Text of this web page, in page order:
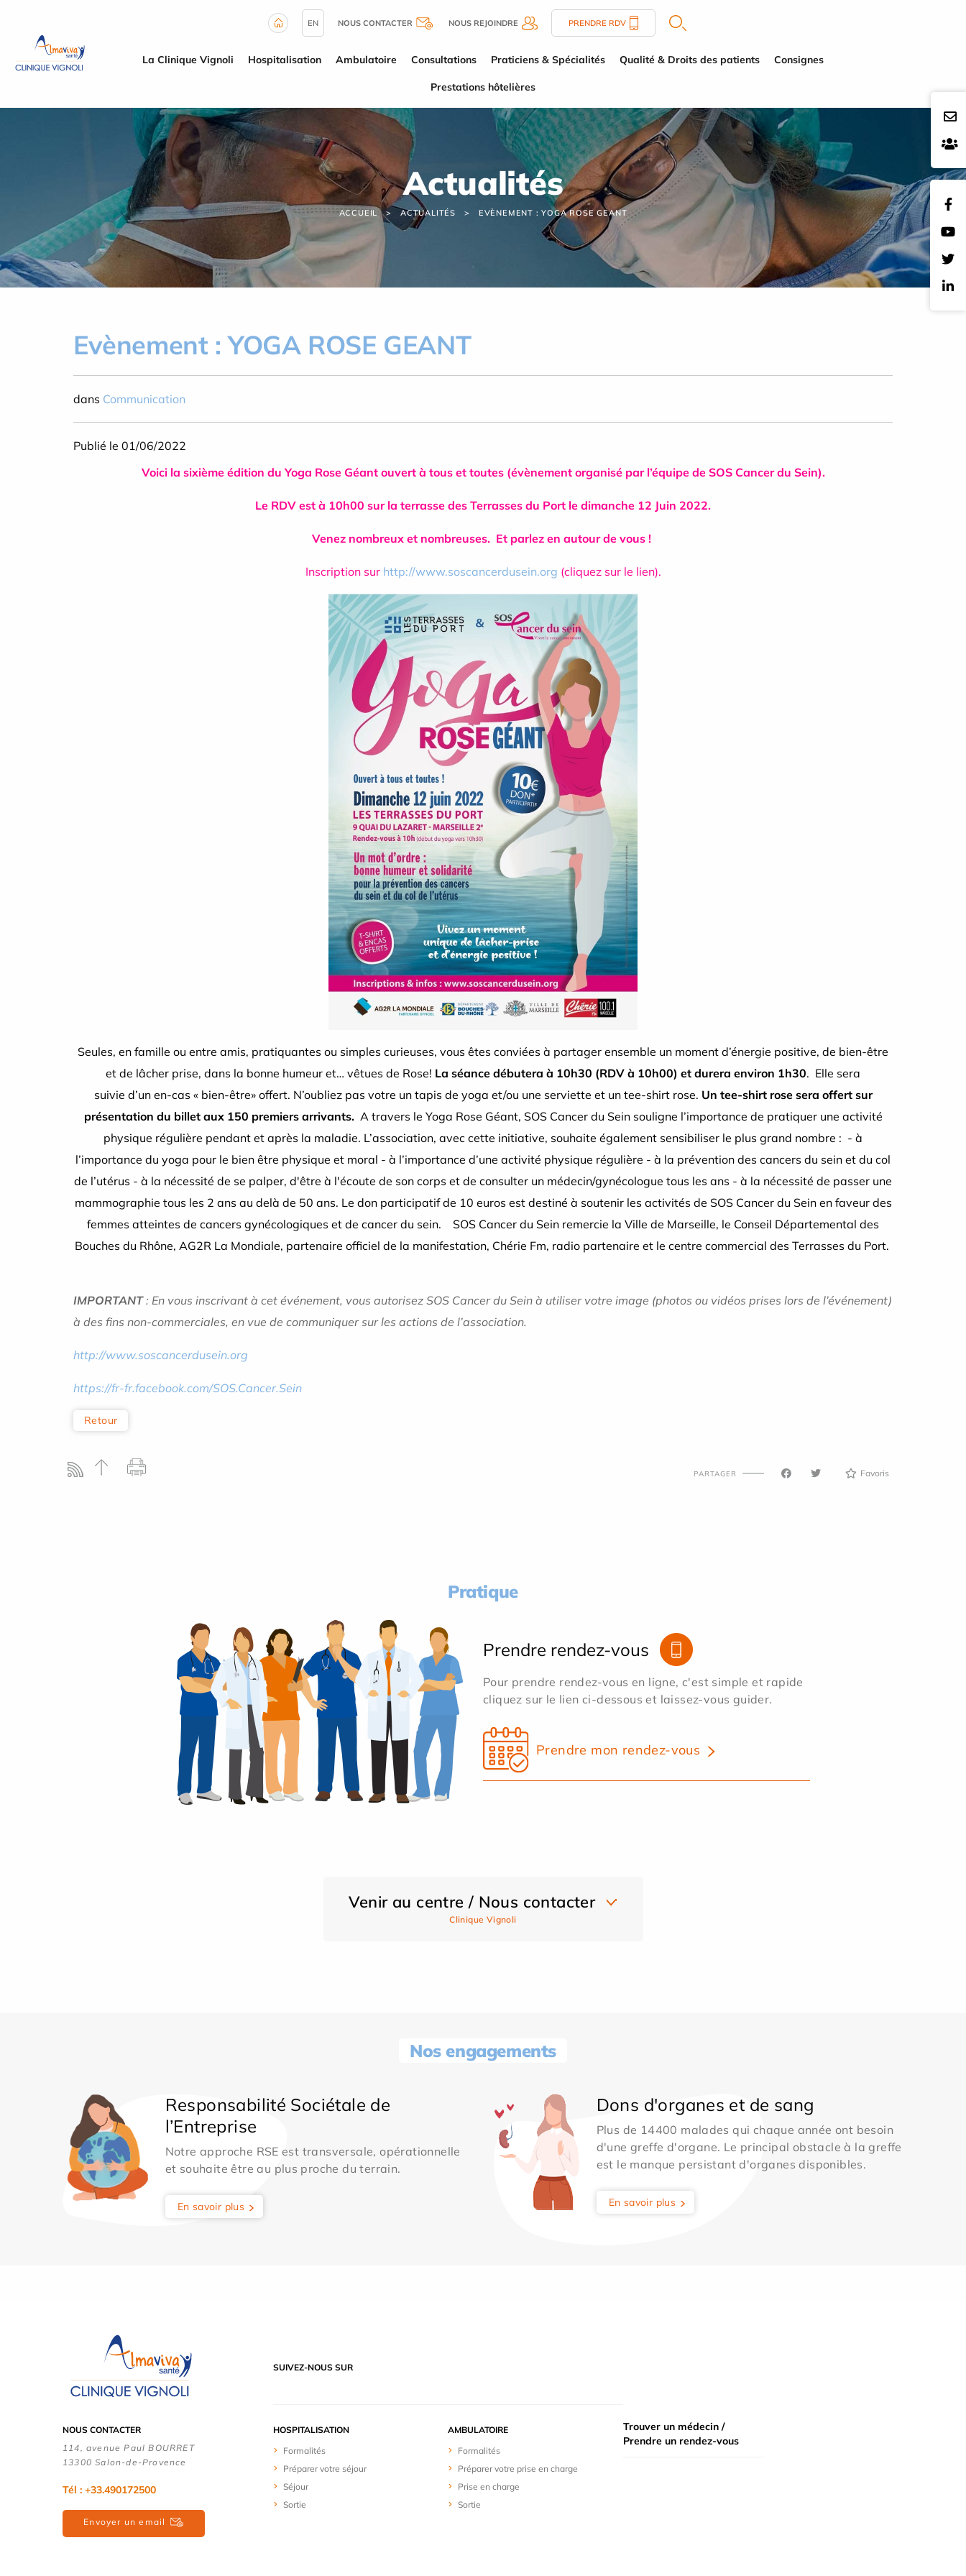
EN NOUS CONTACTER NOUS REJOINDRE PRENDRE RDV
La Clinique Vignoli Hospitalisation Ambulatoire Consultations Praticiens & Spécialités Qualité & Droits des patients Consignes
Prestations hôtelières
Actualités
ACCUEIL ACTUALITÉS EVÈNEMENT : YOGA ROSE GEANT
Evènement : YOGA ROSE GEANT
dans Communication
Publié le 01/06/2022
Voici la sixième édition du Yoga Rose Géant ouvert à tous et toutes (évènement organisé par l’équipe de SOS Cancer du Sein).
Le RDV est à 10h00 sur la terrasse des Terrasses du Port le dimanche 12 Juin 2022.
Venez nombreux et nombreuses. Et parlez en autour de vous !
Inscription sur http://www.soscancerdusein.org (cliquez sur le lien).
Seules, en famille ou entre amis, pratiquantes ou simples curieuses, vous êtes conviées à partager ensemble un moment d’énergie positive, de bien-être
et de lâcher prise, dans la bonne humeur et… vêtues de Rose! La séance débutera à 10h30 (RDV à 10h00) et durera environ 1h30. Elle sera
suivie d’un en-cas « bien-être» offert. N’oubliez pas votre un tapis de yoga et/ou une serviette et un tee-shirt rose. Un tee-shirt rose sera offert sur
présentation du billet aux 150 premiers arrivants.A travers le Yoga Rose Géant, SOS Cancer du Sein souligne l’importance de pratiquer une activité
physique régulière pendant et après la maladie. L’association, avec cette initiative, souhaite également sensibiliser le plus grand nombre : - à
l’importance du yoga pour le bien être physique et moral - à l’importance d’une activité physique régulière - à la prévention des cancers du sein et du col
de l’utérus - à la nécessité de se palper, d'être à l'écoute de son corps et de consulter un médecin/gynécologue tous les ans - à la nécessité de passer une
mammographie tous les 2 ans au delà de 50 ans. Le don participatif de 10 euros est destiné à soutenir les activités de SOS Cancer du Sein en faveur des
femmes atteintes de cancers gynécologiques et de cancer du sein. SOS Cancer du Sein remercie la Ville de Marseille, le Conseil Départemental des
Bouches du Rhône, AG2R La Mondiale, partenaire officiel de la manifestation, Chérie Fm, radio partenaire et le centre commercial des Terrasses du Port.
IMPORTANT: En vous inscrivant à cet événement, vous autorisez SOS Cancer du Sein à utiliser votre image (photos ou vidéos prises lors de l’événement)
à des fins non-commerciales, en vue de communiquer sur les actions de l’association.
http://www.soscancerdusein.org
https://fr-fr.facebook.com/SOS.Cancer.Sein
Retour
PARTAGER Favoris
Pratique
Prendre rendez-vous
Pour prendre rendez-vous en ligne, c'est simple et rapide
cliquez sur le lien ci-dessous et laissez-vous guider.
Prendre mon rendez-vous
Venir au centre / Nous contacter
Clinique Vignoli
Nos engagements
Responsabilité Sociétale de
l’Entreprise
Notre approche RSE est transversale, opérationnelle
et souhaite être au plus proche du terrain.
En savoir plus
Dons d'organes et de sang
Plus de 14400 malades qui chaque année ont besoin
d'une greffe d'organe. Le principal obstacle à la greffe
est le manque persistant d'organes disponibles.
En savoir plus
SUIVEZ-NOUS SUR
NOUS CONTACTER
114, avenue Paul BOURRET
13300 Salon-de-Provence
Tél : +33.490172500
Envoyer un email
HOSPITALISATION
Formalités
Préparer votre séjour
Séjour
Sortie
AMBULATOIRE
Formalités
Préparer votre prise en charge
Prise en charge
Sortie
Trouver un médecin /
Prendre un rendez-vous